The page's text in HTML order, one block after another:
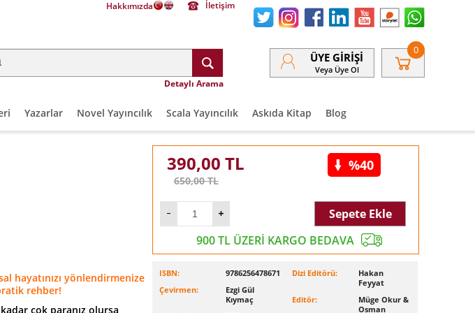
Hakkımızda İletişim
Detaylı Arama
ÜYE GIRIŞI
Veya Üye Ol
0
Yazarlar Novel Yayıncılık Scala Yayıncılık Askıda Kitap Blog
hayatınızı yönlendirmenize
rehber!
çok paranız olursa
390,00 TL
650,00TL
%40
Sepete Ekle
900 TL ÜZERİ KARGO BEDAVA
ISBN:
9786256478671
Çevirmen:
Ezgi Gül
Kıymaç
Dizi Editörü:
Hakan
Feyyat
Editör:
Müge Okur &
Osman